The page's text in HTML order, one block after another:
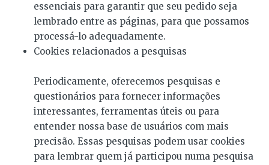
essenciais para garantir que seu pedido seja
lembrado entre as páginas, para que possamos
processá-lo adequadamente.
Cookies relacionados a pesquisas
Periodicamente, oferecemos pesquisas e
questionários para fornecer informações
interessantes, ferramentas úteis ou para
entender nossa base de usuários com mais
precisão. Essas pesquisas podem usar cookies
para lembrar quem já participou numa pesquisa